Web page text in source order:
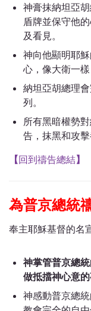
神膏抹納坦亞
盾牌並保守他
及看見。
神向他顯明耶
心，像大衛一
納坦亞胡總理
列。
所有黑暗權勢
告，抹黑和攻擊
【回到禱告總結】
為普京總統
奉主耶穌基督的名
神掌管普京總
做抵擋神心意
神感動普京總